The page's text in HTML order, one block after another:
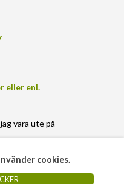
eller enl.
vara ute på
2026
cookies.